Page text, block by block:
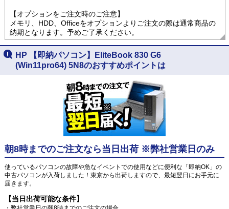
【オプションをご注文時のご注意】
メモリ、HDD、Officeをオプションよりご注文の際は通常商品の
納期となります。予めご了承ください。
HP 【即納パソコン】EliteBook 830 G6
(Win11pro64) 5N8のおすすめポイントは
朝8時までのご注文なら当日出荷 ※弊社営業日のみ
使っているパソコンの故障や急なイベントでの使用などに便利な「即納OK」の
中古パソコンが入荷しました！東京から出荷しますので、最短翌日にお手元に
届きます。
【当日出荷可能な条件】